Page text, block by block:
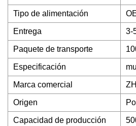
Tipo de alimentación
Entrega 3-
Paquete de transporte
Especificación
Marca comercial
Origen
Capacidad de producción